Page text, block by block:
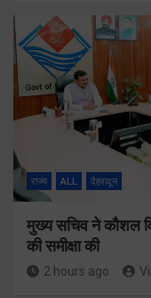
राज्य ALL देहरादून
मुख्य सचिव ने कौशल
की समीक्षा की
2 hours ago